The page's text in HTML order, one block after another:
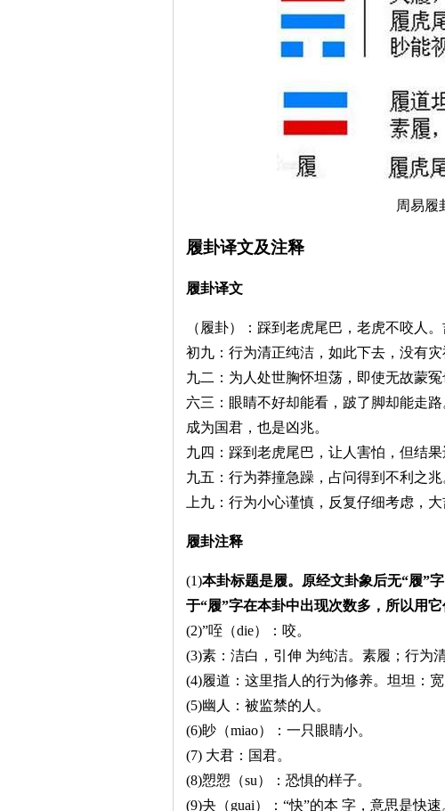
周易履
履卦译文及注释
履卦译文
（履卦）：踩到老虎尾巴，老虎不咬人。
初九：行为清正纯洁，如此下去，没有灾
九二：为人处世胸怀坦荡，即使无故蒙冤
六三：眼睛不好却能看，跛了脚却能走
成为国君，也是凶兆。
九四：踩到老虎尾巴，让人害怕，但结果
九五：行为莽撞急躁，占问得到不利之兆
上九：行为小心谨慎，反复仔细考虑，大
履卦注释
(1)本卦标题是履。原经文卦象后无“履”
于“履”字在本卦中出现次数多，所以用
(2)”咥（die）：咬。
(3)素：洁白，引伸 为纯洁。素履；行为
(4)履道：这里指人的行为修养。坦坦：宽
(5)幽人：被监禁的人。
(6)眇（miao）：一只眼睛小。
(7) 大君：国君。
(8)愬愬（su）：恐惧的样子。
(9)夬（guai）：“快”的本 字，意思是快